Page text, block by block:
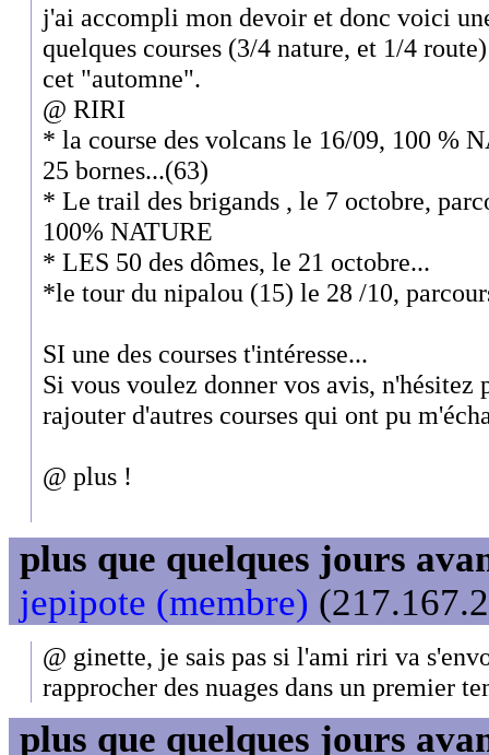
j'ai accompli mon devoir et donc voici
quelques courses (3/4 nature, et 1/4
cet "automne".
@ RIRI
* la course des volcans le 16/09, 100 %
25 bornes...(63)
* Le trail des brigands , le 7 octobre,
100% NATURE
* LES 50 des dômes, le 21 octobre...
*le tour du nipalou (15) le 28 /10,
SI une des courses t'intéresse...
Si vous voulez donner vos avis, n'hésitez
rajouter d'autres courses qui ont pu
@ plus !
plus que quelques jours
jepipote (membre)
@ ginette, je sais pas si l'ami riri va
rapprocher des nuages dans un premier
plus que quelques jours